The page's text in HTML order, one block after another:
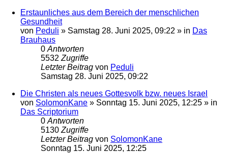
Erstaunliches aus dem Bereich der menschlichen
Gesundheit
von Peduli » Samstag 28. Juni 2025, 09:22 » in Das
Brauhaus
0 Antworten
5532 Zugriffe
Letzter Beitrag von Peduli
Samstag 28. Juni 2025, 09:22
Die Christen als neues Gottesvolk bzw. neues Israel
von SolomonKane » Sonntag 15. Juni 2025, 12:25 » in
Das Scriptorium
0 Antworten
5130 Zugriffe
Letzter Beitrag von SolomonKane
Sonntag 15. Juni 2025, 12:25